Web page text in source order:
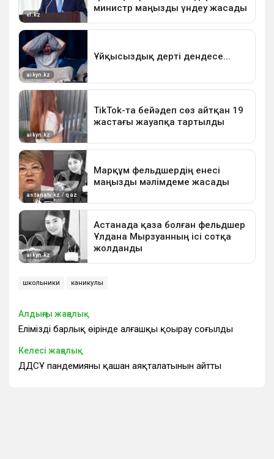
школьники каникулы
Алдыңғы жаңалық
Еліміздің барлық өңірінде алғашқы қоңырау соғылды
Келесі жаңалық
ДДСҰ пандемияның қашан аяқталатынын айтты